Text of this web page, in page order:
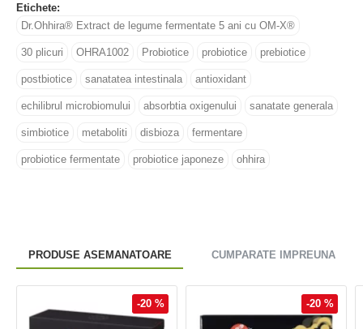
Etichete:
Dr.Ohhira® Extract de legume fermentate 5 ani cu OM-X®
30 plicuri OHRA1002 Probiotice probiotice prebiotice
postbiotice sanatatea intestinala antioxidant
echilibrul microbiomului absorbtia oxigenului sanatate generala
simbiotice metaboliti disbioza fermentare
probiotice fermentate probiotice japoneze ohhira
PRODUSE ASEMANATOARE CUMPARATE IMPREUNA
-20 % -20 %